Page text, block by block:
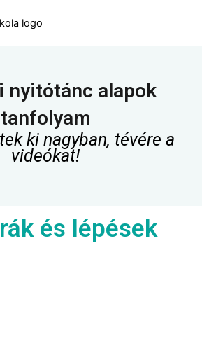
nyitótánc alapok
tanfolyam
ki nagyban, tévére a
videókat!
és lépések